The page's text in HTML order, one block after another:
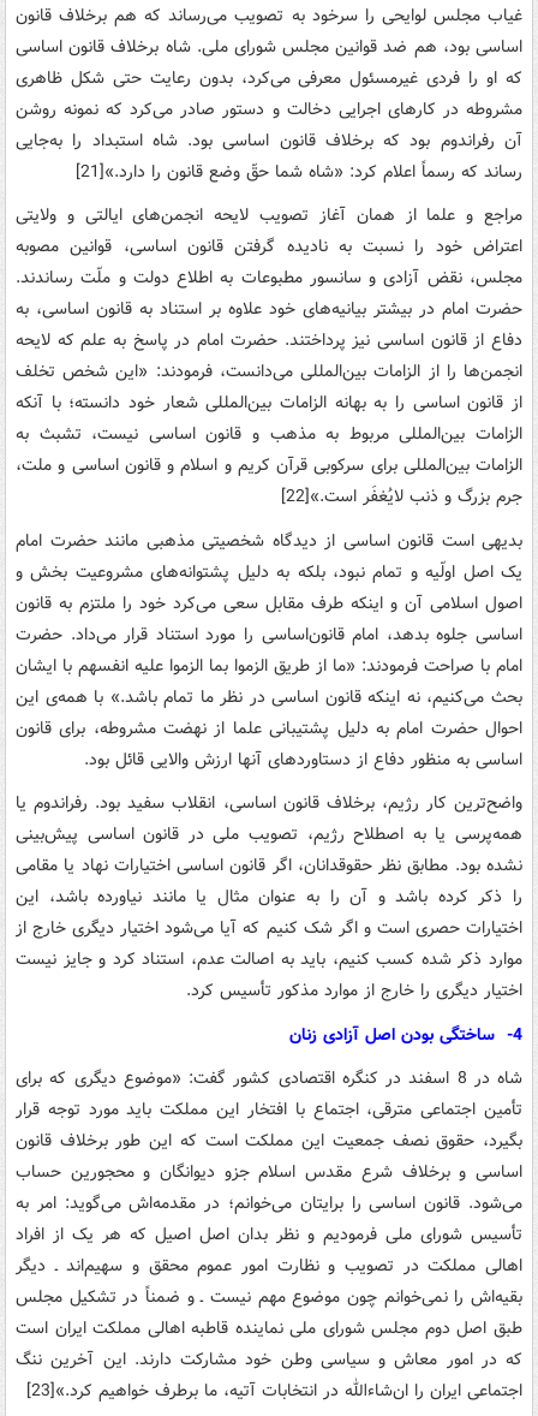
غیاب‌ مجلس‌ لوایحی‌ را سرخود به‌ تصویب‌ می‌رساند که‌ هم‌ برخلاف‌ قانون‌
اساسی‌ بود، هم‌ ضد قوانین‌ مجلس‌ شورای‌ ملی‌. شاه‌ برخلاف‌ قانون‌ اساسی‌
که‌ او را فردی‌ غیرمسئول‌ معرفی‌ می‌کرد، بدون‌ رعایت‌ حتی‌ شکل‌ ظاهری‌
مشروطه‌ در کارهای‌ اجرایی‌ دخالت‌ و دستور صادر می‌کرد که‌ نمونه‌ روشن‌
آن‌ رفراندوم‌ بود که‌ برخلاف‌ قانون‌ اساسی‌ بود. شاه‌ استبداد را به‌جایی‌
رساند که‌ رسماً اعلام‌ کرد: «شاه‌ شما حق‌ّ وضع‌ قانون‌ را دارد.»[21]
مراجع‌ و علما از همان‌ آغاز تصویب‌ لایحه‌ انجمن‌های‌ ایالتی‌ و ولایتی‌
اعتراض‌ خود را نسبت‌ به‌ نادیده‌ گرفتن‌ قانون‌ اساسی‌، قوانین‌ مصوبه‌
مجلس‌، نقض‌ آزادی‌ و سانسور مطبوعات‌ به‌ اطلاع‌ دولت‌ و ملّت‌ رساندند.
حضرت‌ امام‌ در بیشتر بیانیه‌های ‌خود علاوه‌ بر استناد به‌ قانون‌ اساسی‌، به‌
دفاع‌ از قانون‌ اساسی‌ نیز پرداختند. حضرت‌ امام‌ در پاسخ‌ به‌ علم‌ که‌ لایحه‌
انجمن‌ها را از الزامات‌ بین‌المللی‌ می‌دانست‌، فرمودند: «این‌ شخص‌ تخلف‌
از قانون‌ اساسی‌ را به‌ بهانه‌ الزامات‌ بین‌المللی‌ شعار خود دانسته‌؛ با آنکه‌
الزامات‌ بین‌المللی‌ مربوط‌ به‌ مذهب‌ و قانون‌ اساسی‌ نیست‌، تشبث‌ به‌
الزامات ‌بین‌المللی‌ برای‌ سرکوبی‌ قرآن‌ کریم‌ و اسلام‌ و قانون‌ اساسی‌ و ملت‌،
جرم‌ بزرگ‌ و ذنب‌ لایُغفَر است‌.»[22]
بدیهی‌ است‌ قانون‌ اساسی‌ از دیدگاه‌ شخصیتی‌ مذهبی‌ مانند حضرت‌ امام‌
یک‌ اصل‌ اولّیه‌ و تمام‌ نبود، بلکه‌ به‌ دلیل‌ پشتوانه‌های‌ مشروعیت‌ بخش‌ و
اصول‌ اسلامی‌ آن‌ و اینکه ‌طرف‌ مقابل‌ سعی‌ می‌کرد خود را ملتزم‌ به‌ قانون‌
اساسی‌ جلوه‌ بدهد، امام‌ قانون‌اساسی‌ را مورد استناد قرار می‌داد. حضرت‌
امام‌ با صراحت‌ فرمودند: «ما از طریق‌ الزموا بما الزموا علیه‌ انفسهم‌ با ایشان‌
بحث‌ می‌کنیم‌، نه‌ اینکه قانون‌ اساسی‌ در نظر ما تمام‌ باشد.» با همه‌ی این‌
احوال‌ حضرت‌ امام‌ به‌ دلیل‌ پشتیبانی‌ علما از نهضت‌ مشروطه‌، برای ‌قانون‌
اساسی‌ به‌ منظور دفاع‌ از دستاوردهای‌ آنها ارزش‌ والایی‌ قائل‌ بود.
واضح‌ترین‌ کار رژیم،‌ برخلاف‌ قانون‌ اساسی،‌ انقلاب‌ سفید بود. رفراندوم‌ یا
همه‌پرسی‌ یا به‌ اصطلاح‌ رژیم،‌ تصویب‌ ملی‌ در قانون‌ اساسی‌ پیش‌بینی‌
نشده‌ بود. مطابق‌ نظر حقوقدانان‌، اگر قانون‌ اساسی‌ اختیارات‌ نهاد یا مقامی‌
را ذکر کرده‌ باشد و آن‌ را به‌ عنوان ‌مثال‌ یا مانند نیاورده‌ باشد، این‌
اختیارات‌ حصری‌ است‌ و اگر شک‌ کنیم‌ که‌ آیا می‌شود اختیار دیگری‌ خارج‌ از
موارد ذکر شده کسب‌ کنیم‌، باید به‌ اصالت‌ عدم‌، استناد کرد و جایز نیست‌
اختیار دیگری‌ را خارج‌ از موارد مذکور تأسیس‌ کرد.
4- ساختگی بودن اصل آزادی زنان
شاه‌ در 8 اسفند در کنگره‌ اقتصادی‌ کشور گفت‌: «موضوع‌ دیگری‌ که‌ برای‌
تأمین‌ اجتماعی‌ مترقی‌، اجتماع‌ با افتخار این‌ مملکت ‌باید مورد توجه‌ قرار
بگیرد، حقوق نصف‌ جمعیت‌ این‌ مملکت‌ است‌ که‌ این‌ طور برخلاف‌ قانون‌
اساسی‌ و برخلاف‌ شرع‌ مقدس‌ اسلام‌ جزو دیوانگان‌ و محجورین‌ حساب‌
می‌شود. قانون‌ اساسی‌ را برایتان‌ می‌خوانم‌؛ در مقدمه‌اش ‌می‌گوید: امر به‌
تأسیس‌ شورای‌ ملی‌ فرمودیم‌ و نظر بدان‌ اصل‌ اصیل‌ که‌ هر یک ‌از افراد
اهالی‌ مملکت‌ در تصویب‌ و نظارت‌ امور عموم‌ محقق‌ و سهیم‌اند ـ دیگر
بقیه‌اش‌ را نمی‌خوانم‌ چون‌ موضوع‌ مهم‌ نیست‌ ـ و ضمناً در تشکیل‌ مجلس‌
طبق ‌اصل‌ دوم‌ مجلس‌ شورای‌ ملی‌ نماینده‌ قاطبه‌ اهالی‌ مملکت‌ ایران‌ است‌
که‌ در امور معاش‌ و سیاسی‌ وطن‌ خود مشارکت‌ دارند. این‌ آخرین‌ ننگ‌
اجتماعی‌ ایران ‌را ان‌شاءالله‌ در انتخابات‌ آتیه‌، ما برطرف‌ خواهیم‌ کرد.»[23]